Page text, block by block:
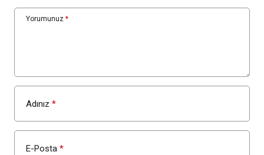
Yorumunuz *
Adınız *
E-Posta *